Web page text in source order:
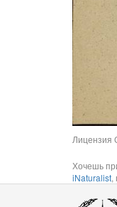
Лицензия
Хочешь
iNaturalist,